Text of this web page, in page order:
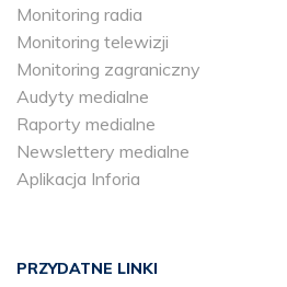
Monitoring radia
Monitoring telewizji
Monitoring zagraniczny
Audyty medialne
Raporty medialne
Newslettery medialne
Aplikacja Inforia
PRZYDATNE LINKI